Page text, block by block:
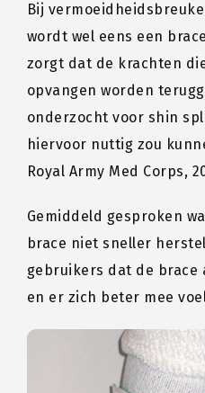
Bij
wordt wel eens een
zorgt dat de krachten
opvangen worden
onderzocht voor shin
hiervoor nuttig zou
Royal Army Med Corps,
Gemiddeld gesproken
brace niet sneller
gebruikers dat de
en er zich beter mee